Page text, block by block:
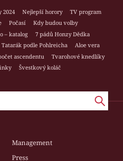
2024 Nejlepší horory
TV program
Počasí
Kdy budou volby
– katalog
7 pádů Honzy Dědka
Tatarák podle Pohlreicha
Aloe vera
ascendentu
Tvarohové knedlíky
Švestkový koláč
Management
Press